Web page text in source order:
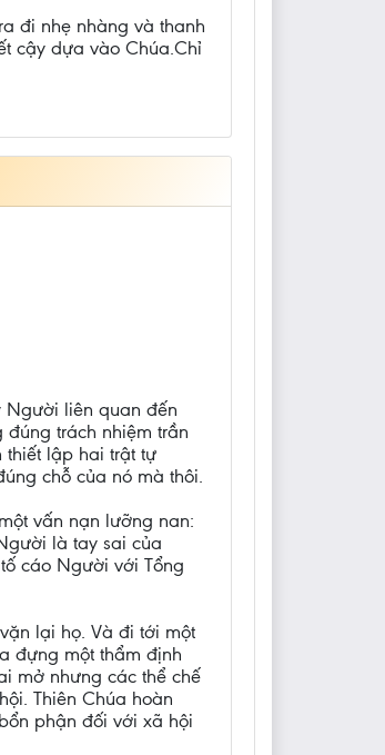
đi nhẹ nhàng và thanh
cậy dựa vào Chúa.Chỉ
Người liên quan đến
trách nhiệm trần
thiết lập hai trật tự
chỗ của nó mà thôi.
vấn nạn lưỡng nan:
là tay sai của
cáo Người với Tổng
lại họ. Và đi tới một
đựng một thẩm định
mở nhưng các thể chế
Thiên Chúa hoàn
phận đối với xã hội